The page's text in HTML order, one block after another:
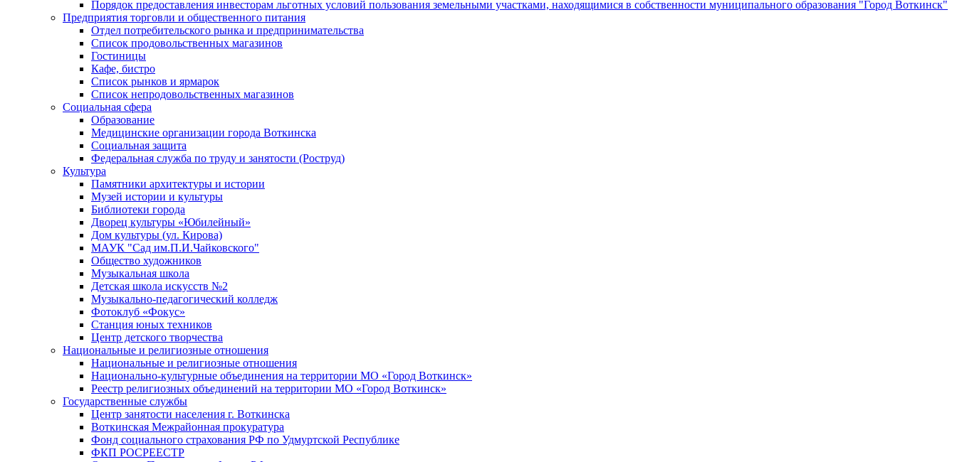
Порядок предоставления инвесторам льготных условий пользования земельными участками, находящимися в собственности муниципального образования "Город Воткинск"
Предприятия торговли и общественного питания
Отдел потребительского рынка и предпринимательства
Список продовольственных магазинов
Гостиницы
Кафе, бистро
Cписок рынков и ярмарок
Список непродовольственных магазинов
Социальная сфера
Образование
Медицинские организации города Воткинска
Социальная защита
Федеральная служба по труду и занятости (Роструд)
Культура
Памятники архитектуры и истории
Музей истории и культуры
Библиотеки города
Дворец культуры «Юбилейный»
Дом культуры (ул. Кирова)
МАУК "Сад им.П.И.Чайковского"
Общество художников
Музыкальная школа
Детская школа искусств №2
Музыкально-педагогический колледж
Фотоклуб «Фокус»
Станция юных техников
Центр детского творчества
Национальные и религиозные отношения
Национальные и религиозные отношения
Национально-культурные объединения на территории МО «Город Воткинск»
Реестр религиозных объединений на территории МО «Город Воткинск»
Государственные службы
Центр занятости населения г. Воткинска
Воткинская Межрайонная прокуратура
Фонд социального страхования РФ по Удмуртской Республике
ФКП РОСРЕЕСТР